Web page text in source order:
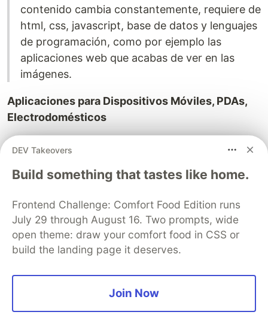
contenido cambia constantemente, requiere de
html, css, javascript, base de datos y lenguajes
de programación, como por ejemplo las
aplicaciones web que acabas de ver en las
imágenes.
Aplicaciones para Dispositivos Móviles, PDAs,
Electrodomésticos
Son aplicaciones Java destinadas a ejecutarse en
y potencia limitadas.
En la Figura 16 se muestra un ejemplo de una
aplicación Android de una tienda online.
Figura 16
Aplicación Móvil de Carrito de Compras
DEV Takeovers
Build something that tastes like home.
Frontend Challenge: Comfort Food Edition runs
July 29 through August 16. Two prompts, wide
open theme: draw your comfort food in CSS or
build the landing page it deserves.
Join Now